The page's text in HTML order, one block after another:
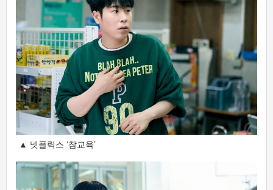
▲ 넷플릭스 ‘참교육’